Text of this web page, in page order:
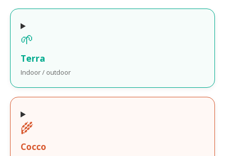
🌱
Terra
Indoor / outdoor
🌾
Cocco